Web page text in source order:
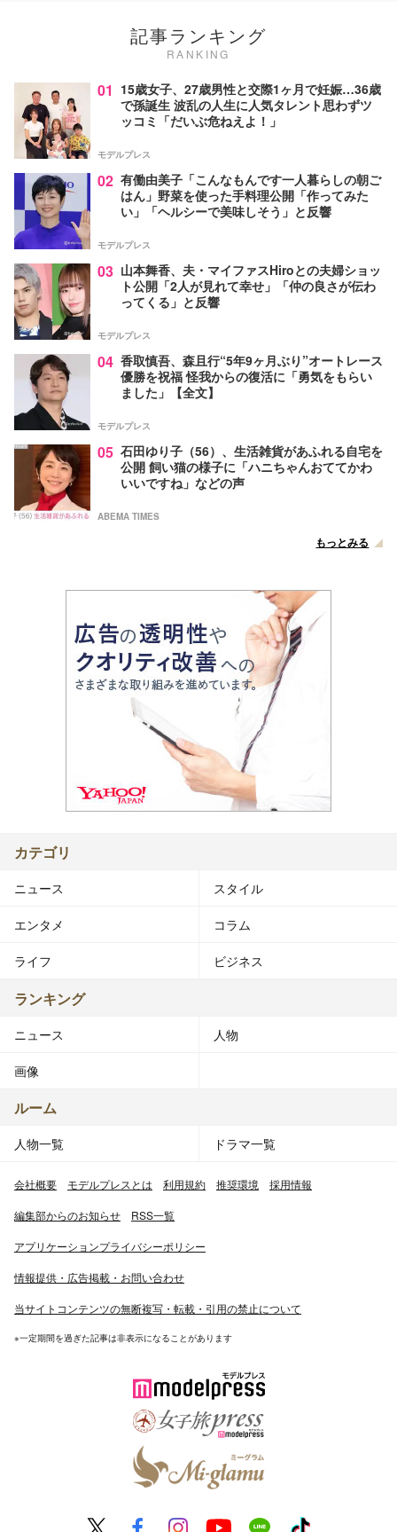
記事ランキング
RANKING
01 15歳女子、27歳男性と交際1ヶ月で妊娠…36歳
で孫誕生 波乱の人生に人気タレント思わずツ
ッコミ「だいぶ危ねえよ！」
モデルプレス
02 有働由美子「こんなもんです一人暮らしの朝ご
はん」野菜を使った手料理公開「作ってみた
い」「ヘルシーで美味しそう」と反響
モデルプレス
03 山本舞香、夫・マイファスHiroとの夫婦ショッ
ト公開「2人が見れて幸せ」「仲の良さが伝わ
ってくる」と反響
モデルプレス
04 香取慎吾、森且行“5年9ヶ月ぶり”オートレース
優勝を祝福 怪我からの復活に「勇気をもらい
ました」【全文】
モデルプレス
05 石田ゆり子（56）、生活雑貨があふれる自宅を
公開 飼い猫の様子に「ハニちゃんおててかわ
いいですね」などの声
ABEMA TIMES
もっとみる
カテゴリ
ニュース スタイル
エンタメ コラム
ライフ ビジネス
ランキング
ニュース 人物
画像
ルーム
人物一覧 ドラマ一覧
会社概要 モデルプレスとは 利用規約 推奨環境 採用情報
編集部からのお知らせ RSS一覧
アプリケーションプライバシーポリシー
情報提供・広告掲載・お問い合わせ
当サイトコンテンツの無断複写・転載・引用の禁止について
※一定期間を過ぎた記事は非表示になることがあります